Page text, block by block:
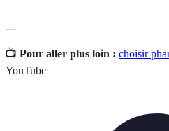
---
📺 Pour aller plus loin : choisir
YouTube